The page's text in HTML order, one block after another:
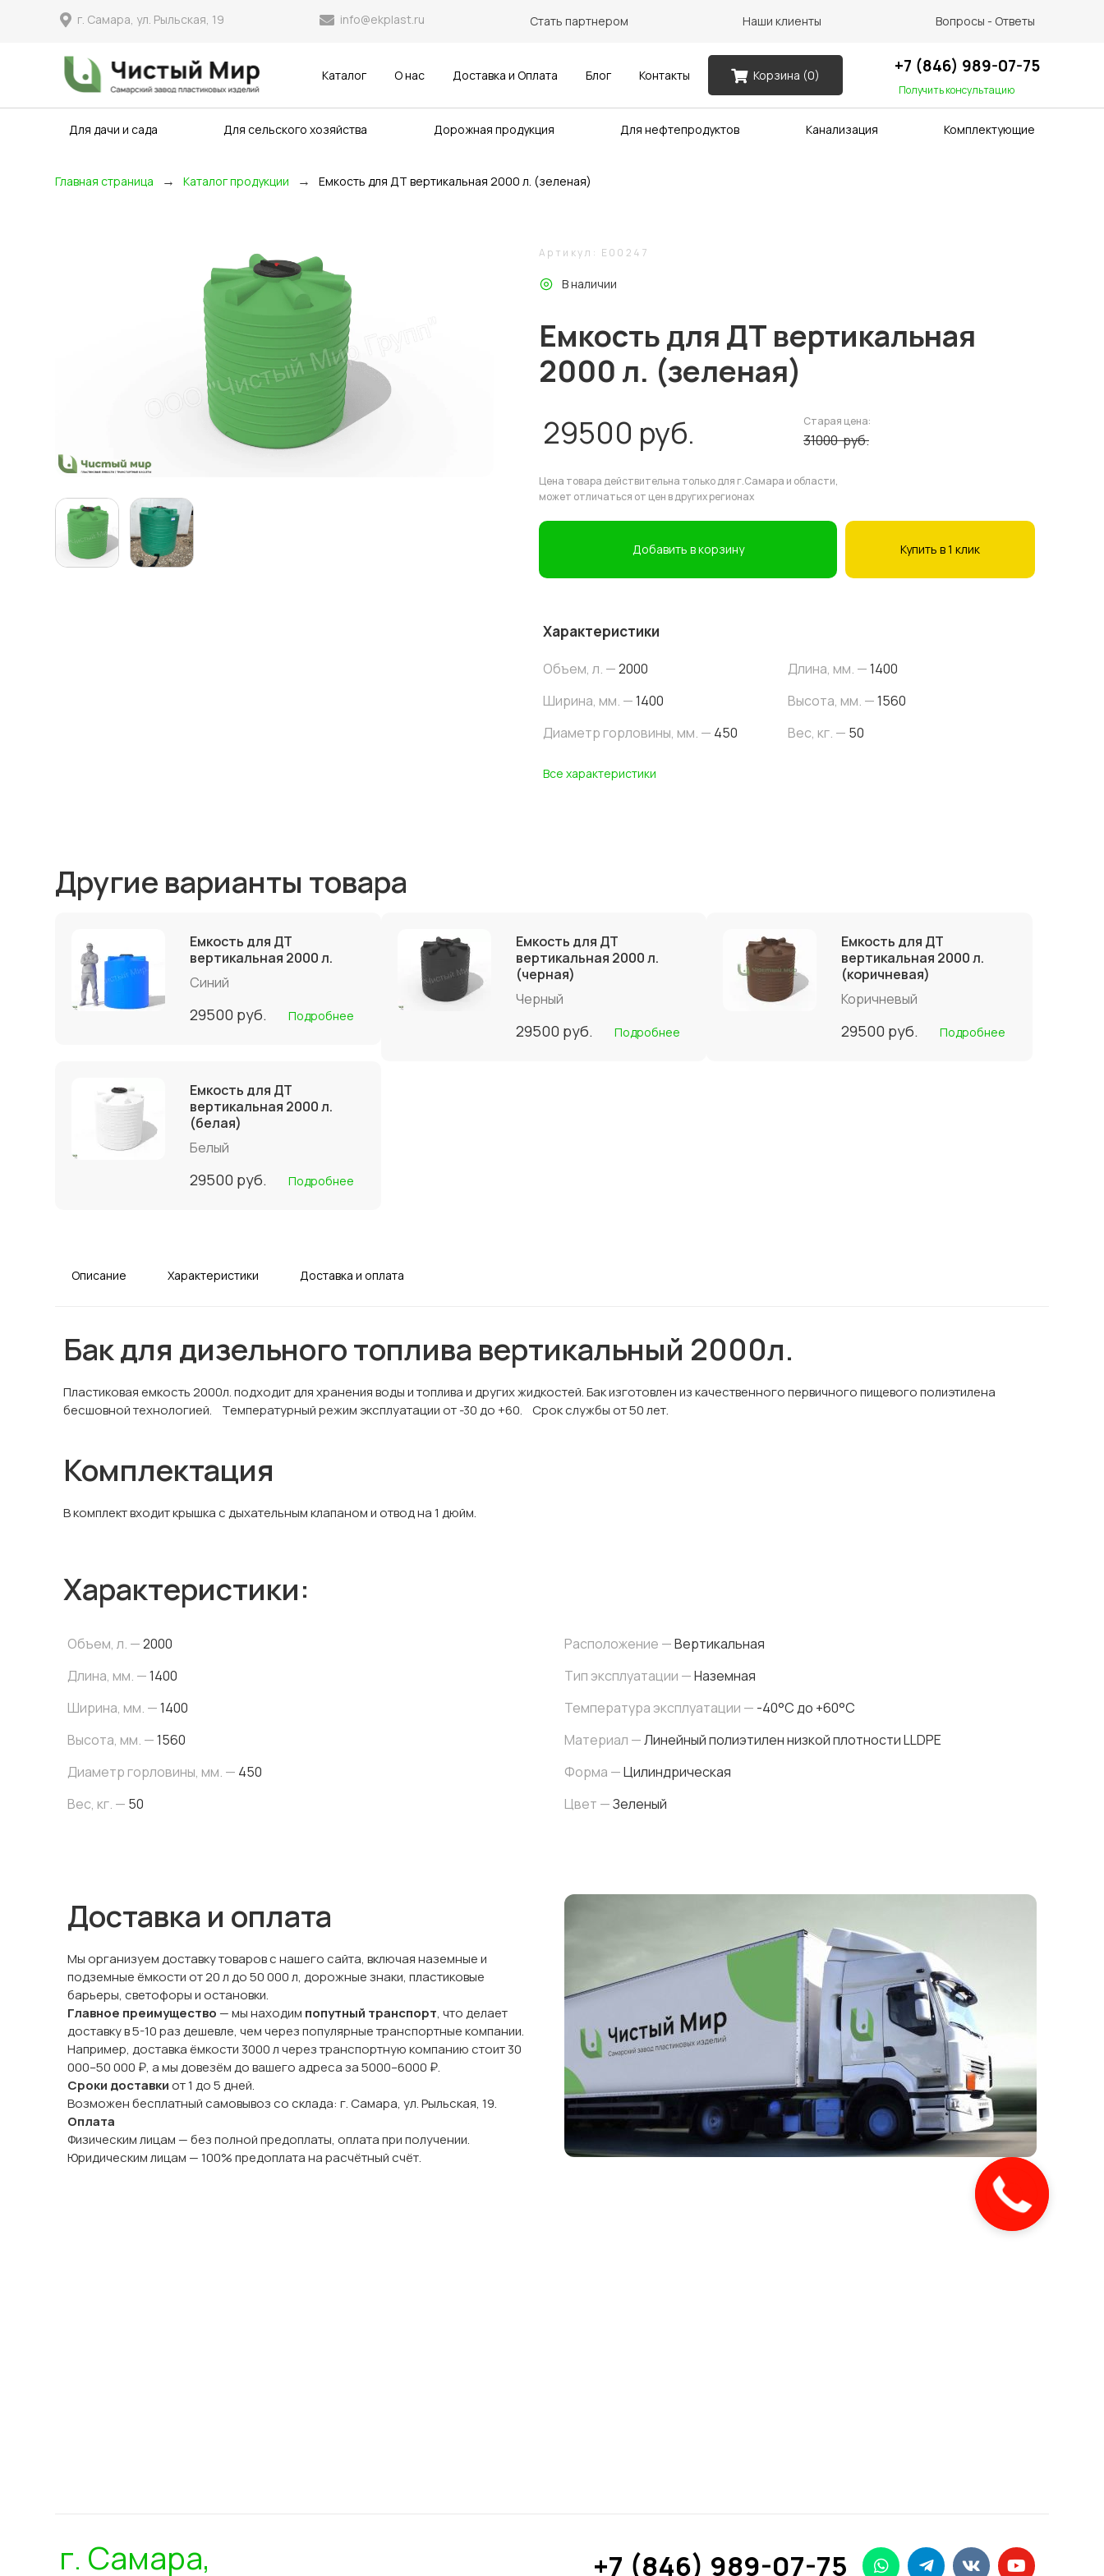
г. Самара, ул. Рыльская, 19 info@ekplast.ru Стать партнером Наши клиенты Вопросы - Ответы
Каталог О нас Доставка и Оплата Блог Контакты Корзина (0) +7 (846) 989-07-75
Получить консультацию
Для дачи и сада Для сельского хозяйства Дорожная продукция Для нефтепродуктов Канализация Комплектующие
Главная страница → Каталог продукции → Емкость для ДТ вертикальная 2000 л. (зеленая)
Артикул: E00247
В наличии
Емкость для ДТ вертикальная
2000 л. (зеленая)
29500 руб. Старая цена:
31000руб.
Цена товара действительна только для г.Самара и области,
может отличаться от цен в других регионах
Добавить в корзину Купить в 1 клик
Характеристики
Объем, л. —2000 Длина, мм. —1400
Ширина, мм. —1400 Высота, мм. —1560
Диаметр горловины, мм. — 450 Вес, кг. — 50
Все характеристики
Другие варианты товара
Емкость для ДТ
вертикальная 2000 л.
Синий
29500 руб. Подробнее
Емкость для ДТ
вертикальная 2000 л.
(черная)
Черный
29500 руб. Подробнее
Емкость для ДТ
вертикальная 2000 л.
(коричневая)
Коричневый
29500 руб. Подробнее
Емкость для ДТ
вертикальная 2000 л.
(белая)
Белый
29500 руб. Подробнее
Описание Характеристики Доставка и оплата
Бак для дизельного топлива вертикальный 2000л.
Пластиковая емкость 2000л. подходит для хранения воды и топлива и других жидкостей. Бак изготовлен из качественного первичного пищевого полиэтилена
бесшовной технологией. Температурный режим эксплуатации от -30 до +60. Срок службы от 50 лет.
Комплектация
В комплект входит крышка с дыхательным клапаном и отвод на 1 дюйм.
Характеристики:
Объем, л. —2000
Длина, мм. —1400
Ширина, мм. —1400
Высота, мм. —1560
Диаметр горловины, мм. — 450
Вес, кг. — 50
Расположение —Вертикальная
Тип эксплуатации —Наземная
Температура эксплуатации — -40°C до +60°C
Материал —Линейный полиэтилен низкой плотности LLDPE
Форма —Цилиндрическая
Цвет —Зеленый
Доставка и оплата
Мы организуем доставку товаров с нашего сайта, включая наземные и
подземные ёмкости от 20 л до 50 000 л, дорожные знаки, пластиковые
барьеры, светофоры и остановки.
Главное преимущество — мы находим попутный транспорт, что делает
доставку в 5-10 раз дешевле, чем через популярные транспортные компании.
Например, доставка ёмкости 3000 л через транспортную компанию стоит 30
000–50 000 ₽, а мы довезём до вашего адреса за 5000–6000 ₽.
Сроки доставкиот 1 до 5 дней.
Возможен бесплатный самовывоз со склада: г. Самара, ул. Рыльская, 19.
Оплата
Физическим лицам — без полной предоплаты, оплата при получении.
Юридическим лицам — 100% предоплата на расчётный счёт.
г. Самара,
+7 (846) 989-07-75